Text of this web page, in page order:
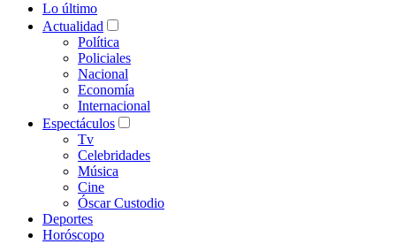
Lo último
Actualidad
Política
Policiales
Nacional
Economía
Internacional
Espectáculos
Tv
Celebridades
Música
Cine
Óscar Custodio
Deportes
Horóscopo